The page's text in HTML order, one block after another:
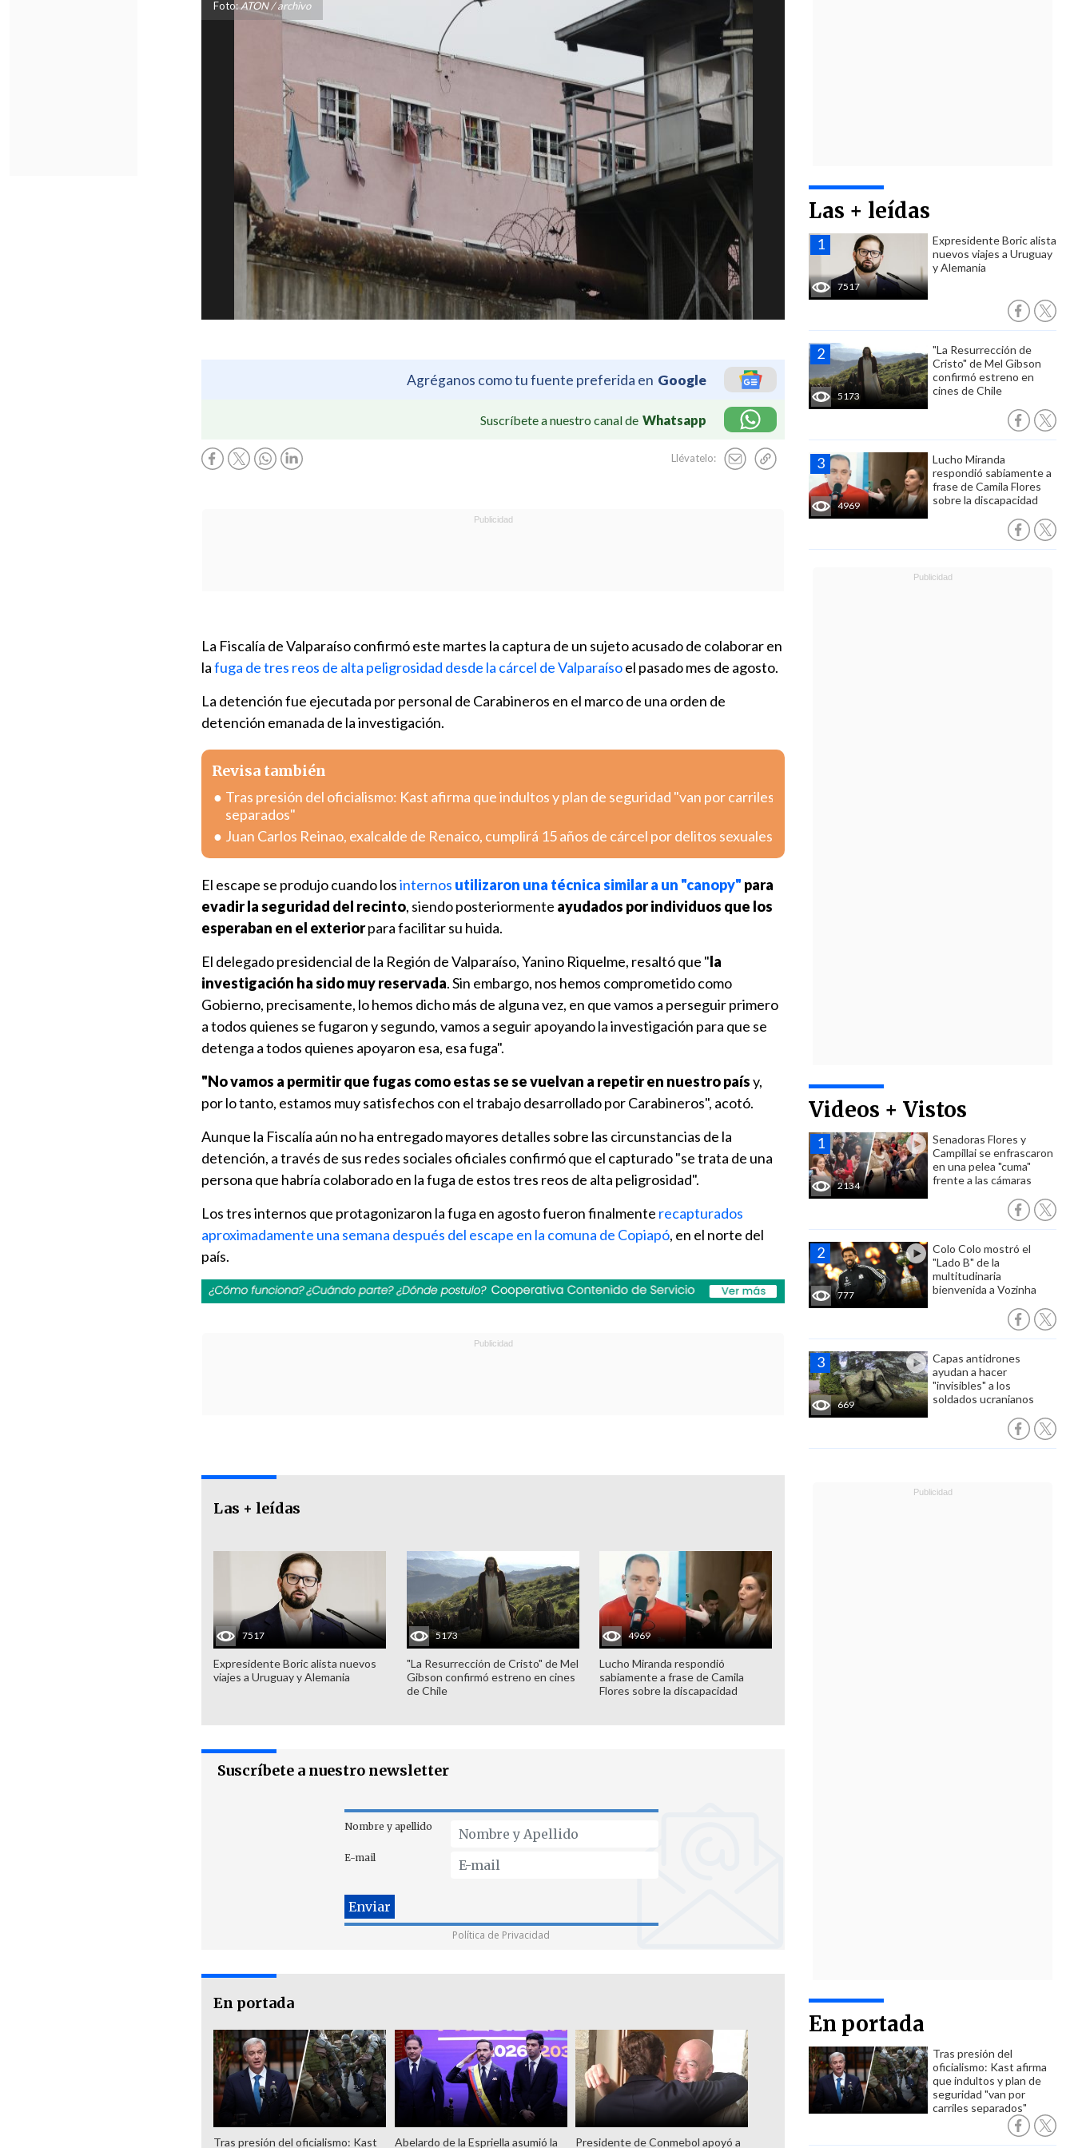
Foto:ATON / archivo
Agréganos como tu fuente preferida en Google
Suscríbete a nuestro canal de Whatsapp
Llévatelo:
Las + leídas
7517
Expresidente Boric alista
nuevos viajes a Uruguay
y Alemania
5173
"La Resurrección de
Cristo" de Mel Gibson
confirmó estreno en
cines de Chile
4969
Lucho Miranda
respondió sabiamente a
frase de Camila Flores
sobre la discapacidad
Videos + Vistos
2134
Senadoras Flores y
Campillai se enfrascaron
en una pelea "cuma"
frente a las cámaras
777
Colo Colo mostró el
"Lado B" de la
multitudinaria
bienvenida a Vozinha
669
Capas antidrones
ayudan a hacer
"invisibles" a los
soldados ucranianos
En portada
Tras presión del
oficialismo: Kast afirma
que indultos y plan de
seguridad "van por
carriles separados"
La Fiscalía de Valparaíso confirmó este martes la captura de un sujeto acusado de colaborar en
lafuga de tres reos de alta peligrosidad desde la cárcel de Valparaísoel pasado mes de agosto.
La detención fue ejecutada por personal de Carabineros en el marco de una orden de
detención emanada de la investigación.
Revisa también
Tras presión del oficialismo: Kast afirma que indultos y plan de seguridad "van por carriles
separados"
Juan Carlos Reinao, exalcalde de Renaico, cumplirá 15 años de cárcel por delitos sexuales
El escape se produjo cuando losinternos utilizaron una técnica similar a un "canopy" para
evadir la seguridad del recinto, siendo posteriormente ayudados por individuos que los
esperaban en el exteriorpara facilitar su huida.
El delegado presidencial de la Región de Valparaíso, Yanino Riquelme, resaltó que "la
investigación ha sido muy reservada. Sin embargo, nos hemos comprometido como
Gobierno, precisamente, lo hemos dicho más de alguna vez, en que vamos a perseguir primero
a todos quienes se fugaron y segundo, vamos a seguir apoyando la investigación para que se
detenga a todos quienes apoyaron esa, esa fuga".
"No vamos a permitir que fugas como estas se se vuelvan a repetir en nuestro paísy,
por lo tanto, estamos muy satisfechos con el trabajo desarrollado por Carabineros", acotó.
Aunque la Fiscalía aún no ha entregado mayores detalles sobre las circunstancias de la
detención, a través de sus redes sociales oficiales confirmó que el capturado "se trata de una
persona que habría colaborado en la fuga de estos tres reos de alta peligrosidad".
Los tres internos que protagonizaron la fuga en agosto fueron finalmente recapturados
aproximadamente una semana después del escape en la comuna de Copiapó, en el norte del
país.
Las + leídas
7517
Expresidente Boric alista nuevos
viajes a Uruguay y Alemania
5173
"La Resurrección de Cristo" de Mel
Gibson confirmó estreno en cines
de Chile
4969
Lucho Miranda respondió
sabiamente a frase de Camila
Flores sobre la discapacidad
Suscríbete a nuestro newsletter
Nombre y apellido
E-mail
Política de Privacidad
En portada
Tras presión del oficialismo: Kast Abelardo de la Espriella asumió la Presidente de Conmebol apoyó a